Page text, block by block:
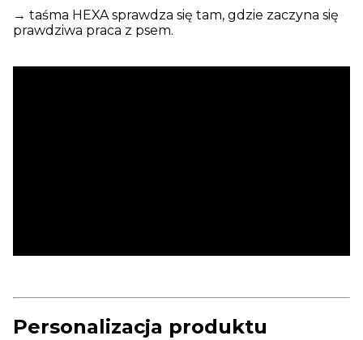
→ taśma HEXA sprawdza się tam, gdzie zaczyna się
prawdziwa praca z psem.
Personalizacja produktu